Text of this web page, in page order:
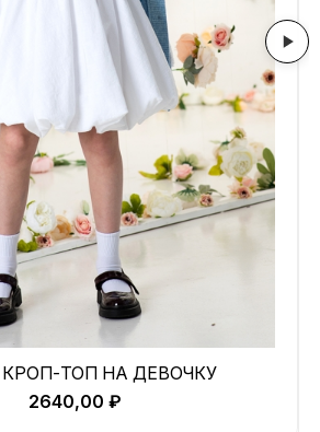
ТОП НА ДЕВОЧКУ
2640,00 ₽